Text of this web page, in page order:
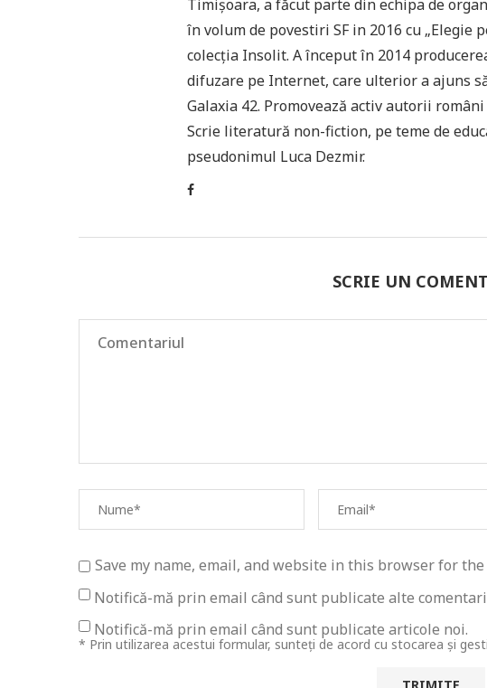
Timișoara, a făcut parte din echipa de
în volum de povestiri SF in 2016 cu
colecția Insolit. A început în 2014
difuzare pe Internet, care ulterior a ajuns
Galaxia 42. Promovează activ autorii
Scrie literatură non-fiction, pe teme de
pseudonimul Luca Dezmir.
SCRIE UN
Save my name, email, and website in this browser for
Notifică-mă prin email când sunt publicate alte
Notifică-mă prin email când sunt publicate articole noi.
* Prin utilizarea acestui formular, sunteți de acord cu stocarea și